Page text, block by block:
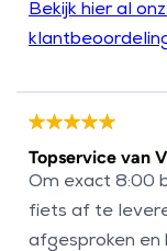
Bekijk hier al
Topservice van
Om exact 8:00
fiets af te
afgesproken en